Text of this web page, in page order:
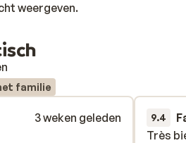
weergeven.
familie
3 weken geleden
9.4
Très
Très